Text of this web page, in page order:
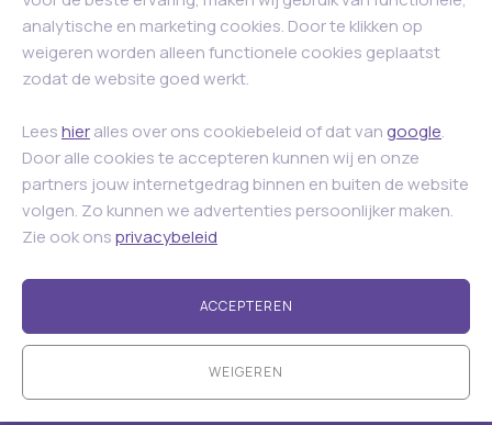
analytische en marketing cookies. Door te klikken op
weigeren worden alleen functionele cookies geplaatst
zodat de website goed werkt.
Leeshieralles over ons cookiebeleid of dat van google.
Door alle cookies te accepteren kunnen wij en onze
partners jouw internetgedrag binnen en buiten de website
volgen. Zo kunnen we advertenties persoonlijker maken.
Zie ook onsprivacybeleid
ACCEPTEREN
WEIGEREN